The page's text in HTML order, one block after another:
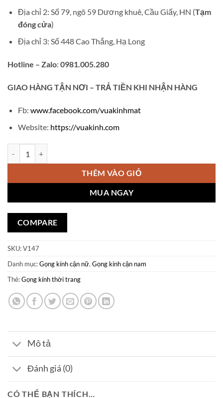
Địa chỉ 2: Số 79, ngõ 59 Dương khuê, Cầu Giấy, HN (Tạm
đóng cửa)
Địa chỉ 3: Số 448 Cao Thắng, Hạ Long
Hotline – Zalo: 0981.005.280
GIAO HÀNG TẬN NƠI – TRẢ TIỀN KHI NHẬN HÀNG
Fb: www.facebook.com/vuakinhmat
Website: https://vuakinh.com
THÊM VÀO GIỎ
MUA NGAY
COMPARE
SKU:V147
Danh mục:Gọng kính cận nữ, Gọng kính cận nam
Thẻ:Gọng kính thời trang
Mô tả
Đánh giá (0)
CÓ THỂ BẠN THÍCH…